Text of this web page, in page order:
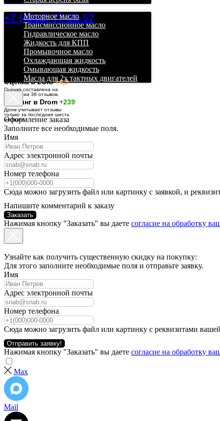
+7 (4212) 77-55-57
Оценка в 2GIS+4,9
Оценка составлена на
основании 36 отзывов.
Рейтинг в Drom +239
Дром учитывает отзывы
только за последние шесть
месяцев.
Моторное масло
Трансмиссионное масло
Гидравлическое масло
Жидкость для КПП
Промывочное масло
Охлаждающая жидкость
Омывающая жидкость
Масла для 2х тактных двигателей
Оформление заказа
Заполните все необходимые поля.
Имя
Адрес электронной почты
Номер телефона
Сюда можно загрузить файл или картинку с заявкой, и
Напишите комментарий к заказу
Заказать
Нажимая кнопку "Заказать" вы даете согласие на обработку
Узнайте как получить существенную скидку на покупку:
Для этого заполните необходимые поля и отправьте заявку.
Имя
Адрес электронной почты
Номер телефона
Сюда можно загрузить файл или картинку с реквизитами
Отправить заявку!
Нажимая кнопку "Заказать" вы даете согласие на обработку
Max
Mail